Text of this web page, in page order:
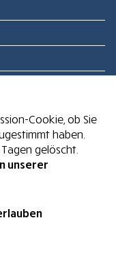
Spenden
Impressum
Cookie, ob Sie
haben.
gelöscht.
unserer